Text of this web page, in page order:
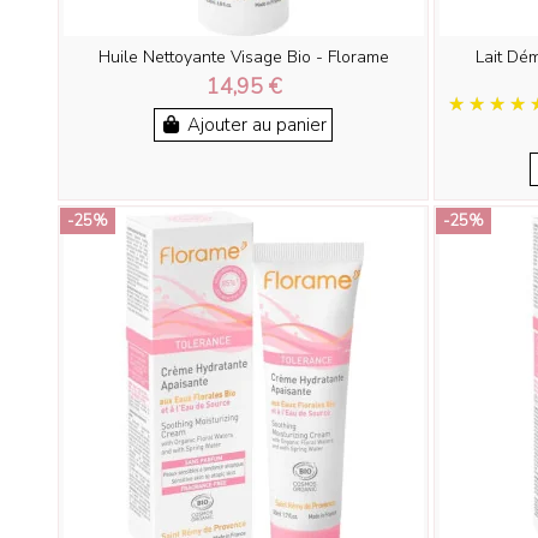
Huile Nettoyante Visage Bio - Florame
14,95 €
Ajouter au panier
Lait
-25% -25%